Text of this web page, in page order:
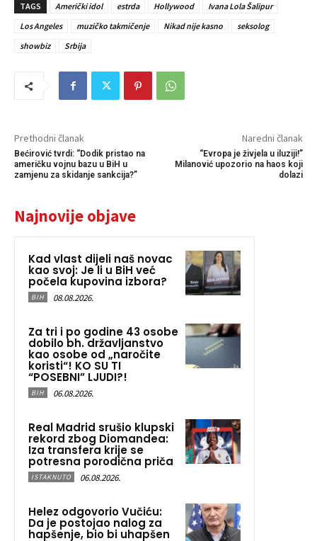
TAGS Američki idol estrda Hollywood
Ivana Lola Šalipur
Los Angeles
muzičko takmičenje Nikad nije kasno
seksolog
showbiz
Srbija
Prethodni članak
Bećirović tvrdi: “Dodik pristao na
američku vojnu bazu u BiH u
zamjenu za skidanje sankcija?”
Naredni članak
“Evropa je živjela u iluziji!”
Milanović upozorio na haos koji
dolazi
Najnovije objave
Kad vlast dijeli naš novac
kao svoj: Je li u BiH već
počela kupovina izbora?
BIH 08.08.2026.
Za tri i po godine 43 osobe
dobilo bh. državljanstvo
kao osobe od „naročite
koristi“! KO SU TI
“POSEBNI” LJUDI?!
BIH 06.08.2026.
Real Madrid srušio klupski
rekord zbog Diomandea:
Iza transfera krije se
potresna porodična priča
ISTAKNUTO 06.08.2026.
Helez odgovorio Vučiću:
Da je postojao nalog za
hapšenje, bio bi uhapšen